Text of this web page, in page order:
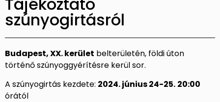
szúnyogirtásról
Budapest, XX. kerület belterületén, földi úton
történő szúnyoggyérítésre kerül sor.
A szúnyogirtás kezdete: 2024. június 24-25. 20:00
órától